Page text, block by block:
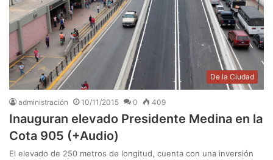
De la Ciudad
administración 10/11/2015 0 409
Inauguran elevado Presidente Medina en la
Cota 905 (+Audio)
El elevado de 250 metros de longitud, cuenta con una inversión